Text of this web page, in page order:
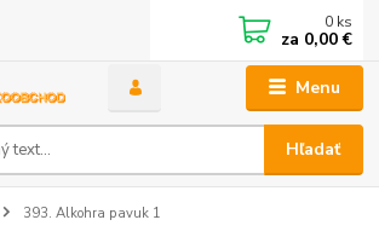
Menu
Hľadať
0 ks
za 0,00 €
393. Alkohra pavuk 1